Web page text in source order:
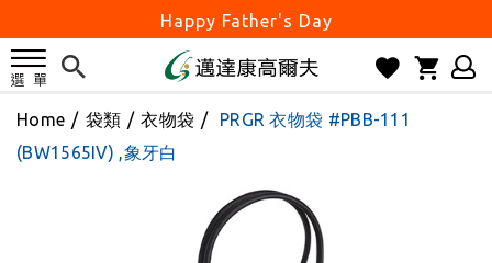
父親節優惠實施中
2026邁達康盃 開始受理報名
7月份 門市免費試打日程 已公佈!
防詐騙! 勿信來路不明連結及優惠
刷台新卡滿 $6000 分 3 期 0 利率
Golf Point 會員回饋積點
Home / 袋類 / 衣物袋 /
PRGR 衣物袋 #PBB-111
(BW1565IV) ,象牙白